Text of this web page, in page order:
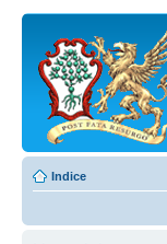
Indice